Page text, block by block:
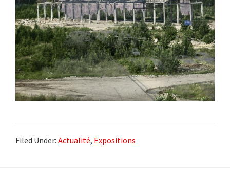
Filed Under: Actualité, Expositions